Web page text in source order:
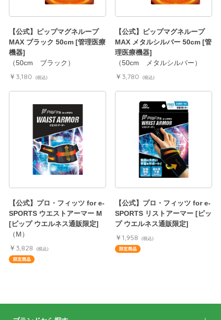
【公式】ピップマグネループ
MAX ブラック 50cm [管理医療
機器]
（50cm ブラック）
￥3,180 (税込)
【公式】ピップマグネループ
MAX メタルシルバー 50cm [管
理医療機器]
（50cm メタルシルバー）
￥3,780 (税込)
【公式】プロ・フィッツ for e-
SPORTS ウエストアーマー M
[ピップ ウエルネス通販限定]
（M）
￥3,828 (税込)
【公式】プロ・フィッツ for e-
SPORTS リストアーマー [ピッ
プ ウエルネス通販限定]
￥1,958 (税込)